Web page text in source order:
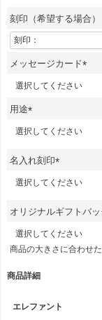
刻印（希望する場合）
メッセージカード
用途
(
)
名入れ刻印
オリジナルギフトバ
商品の大きさに合わせ
商品詳細
エレファント